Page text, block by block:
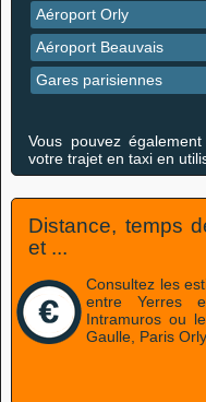
Aéroport Orly
Aéroport Beauvais
Gares parisiennes
Vous pouvez
votre trajet en taxi en
Distance, temps
et ...
Consultez les
entre Yerres
Intramuros ou
Gaulle, Paris